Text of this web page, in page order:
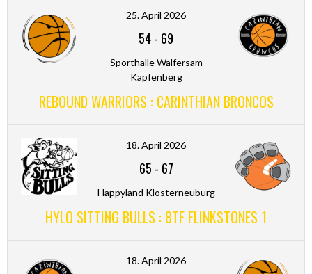
25. April 2026
54- 69
Sporthalle Walfersam
Kapfenberg
REBOUND WARRIORS : CARINTHIAN BRONCOS
18. April 2026
65 - 67
Happyland Klosterneuburg
HYLO SITTING BULLS : 8TF FLINKSTONES 1
18. April 2026